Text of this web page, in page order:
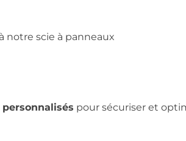
notre scie à panneaux
pour sécuriser et